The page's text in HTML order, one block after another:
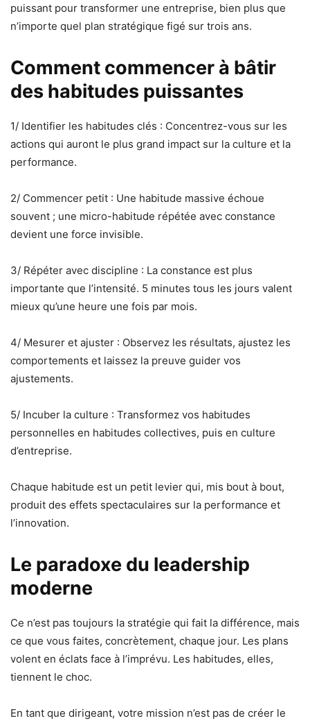
puissant pour transformer une entreprise, bien plus que
n’importe quel plan stratégique figé sur trois ans.
Comment commencer à bâtir
des habitudes puissantes
1/ Identifier les habitudes clés : Concentrez-vous sur les
actions qui auront le plus grand impact sur la culture et la
performance.
2/ Commencer petit : Une habitude massive échoue
souvent ; une micro-habitude répétée avec constance
devient une force invisible.
3/ Répéter avec discipline : La constance est plus
importante que l’intensité. 5 minutes tous les jours valent
mieux qu’une heure une fois par mois.
4/ Mesurer et ajuster : Observez les résultats, ajustez les
comportements et laissez la preuve guider vos
ajustements.
5/ Incuber la culture : Transformez vos habitudes
personnelles en habitudes collectives, puis en culture
d’entreprise.
Chaque habitude est un petit levier qui, mis bout à bout,
produit des effets spectaculaires sur la performance et
l’innovation.
Le paradoxe du leadership
moderne
Ce n’est pas toujours la stratégie qui fait la différence, mais
ce que vous faites, concrètement, chaque jour. Les plans
volent en éclats face à l’imprévu. Les habitudes, elles,
tiennent le choc.
En tant que dirigeant, votre mission n’est pas de créer le